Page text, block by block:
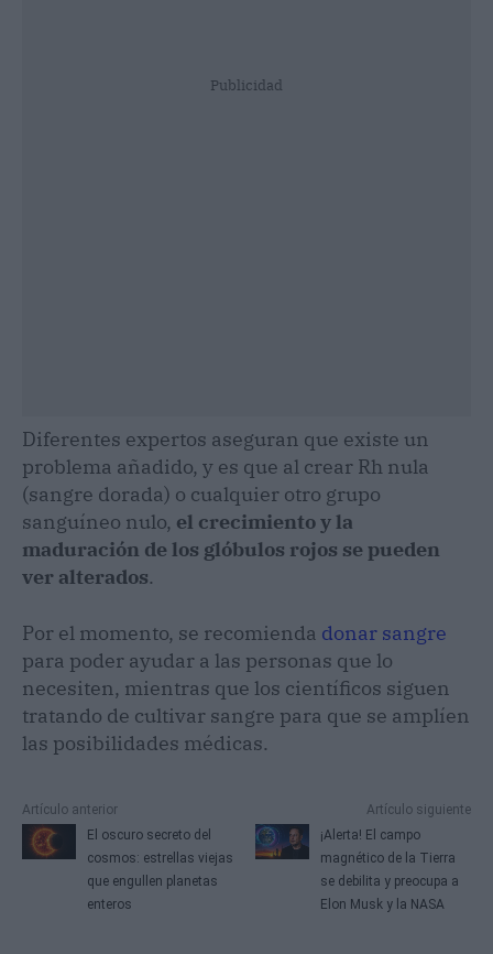
Publicidad
Diferentes expertos aseguran que existe un
problema añadido, y es que al crear Rh nula
(sangre dorada) o cualquier otro grupo
sanguíneo nulo, el crecimiento y la
maduración de los glóbulos rojos se pueden
ver alterados.
Por el momento, se recomienda donar sangre
para poder ayudar a las personas que lo
necesiten, mientras que los científicos siguen
tratando de cultivar sangre para que se amplíen
las posibilidades médicas.
Artículo anterior
El oscuro secreto del
cosmos: estrellas viejas
que engullen planetas
enteros
Artículo siguiente
¡Alerta! El campo
magnético de la Tierra
se debilita y preocupa a
Elon Musk y la NASA